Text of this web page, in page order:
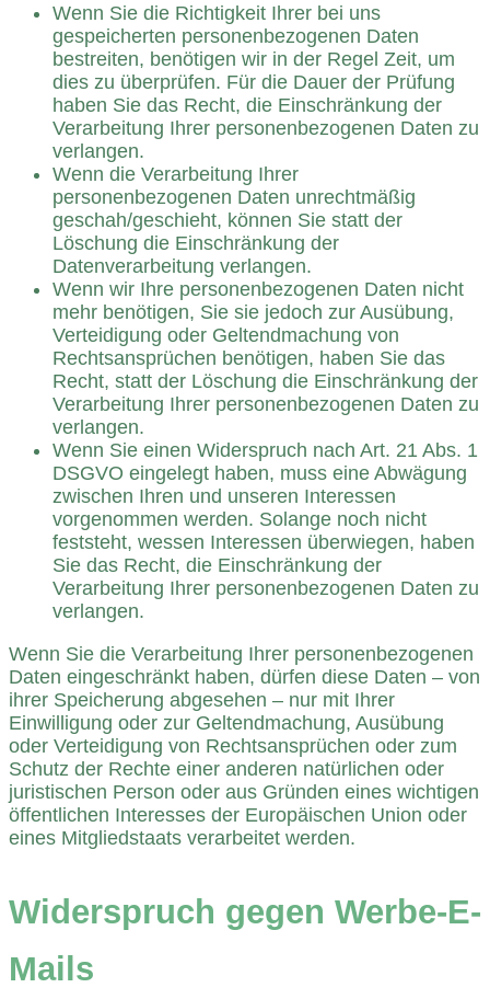
Wenn Sie die Richtigkeit Ihrer bei uns
gespeicherten personenbezogenen Daten
bestreiten, benötigen wir in der Regel Zeit, um
dies zu überprüfen. Für die Dauer der Prüfung
haben Sie das Recht, die Einschränkung der
Verarbeitung Ihrer personenbezogenen Daten zu
verlangen.
Wenn die Verarbeitung Ihrer
personenbezogenen Daten unrechtmäßig
geschah/geschieht, können Sie statt der
Löschung die Einschränkung der
Datenverarbeitung verlangen.
Wenn wir Ihre personenbezogenen Daten nicht
mehr benötigen, Sie sie jedoch zur Ausübung,
Verteidigung oder Geltendmachung von
Rechtsansprüchen benötigen, haben Sie das
Recht, statt der Löschung die Einschränkung der
Verarbeitung Ihrer personenbezogenen Daten zu
verlangen.
Wenn Sie einen Widerspruch nach Art. 21 Abs. 1
DSGVO eingelegt haben, muss eine Abwägung
zwischen Ihren und unseren Interessen
vorgenommen werden. Solange noch nicht
feststeht, wessen Interessen überwiegen, haben
Sie das Recht, die Einschränkung der
Verarbeitung Ihrer personenbezogenen Daten zu
verlangen.
Wenn Sie die Verarbeitung Ihrer personenbezogenen
Daten eingeschränkt haben, dürfen diese Daten – von
ihrer Speicherung abgesehen – nur mit Ihrer
Einwilligung oder zur Geltendmachung, Ausübung
oder Verteidigung von Rechtsansprüchen oder zum
Schutz der Rechte einer anderen natürlichen oder
juristischen Person oder aus Gründen eines wichtigen
öffentlichen Interesses der Europäischen Union oder
eines Mitgliedstaats verarbeitet werden.
Widerspruch gegen Werbe-E-
Mails